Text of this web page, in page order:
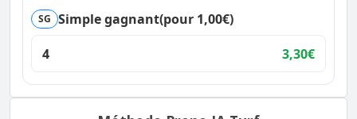
SG Simple gagnant(pour 1,00€)
4
3,30€